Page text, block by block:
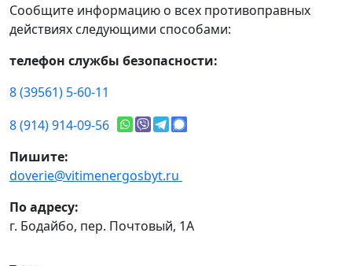
Сообщите информацию о всех противоправных
действиях следующими способами:
телефон службы безопасности:
8 (39561) 5-60-11
8 (914) 914-09-56
Пишите:
doverie@vitimenergosbyt.ru
По адресу:
г. Бодайбо, пер. Почтовый, 1А